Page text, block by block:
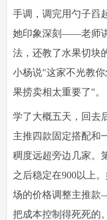
手调，调完用勺子舀
她印象深刻——老师
法，还教了水果切块
小杨说"这家不光教
果捞卖相太重要了"。
学了大概五天，回去
主推四款固定搭配和
稠度远超旁边几家。
之后稳定在900以上
场的价格调整主推款
把成本控制得死死的。